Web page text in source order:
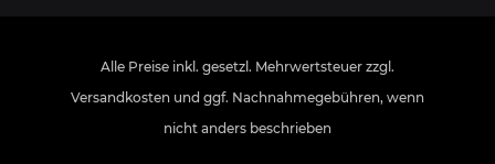
Alle Preise inkl. gesetzl. Mehrwertsteuer zzgl.
Versandkosten und ggf. Nachnahmegebühren, wenn
nicht anders beschrieben